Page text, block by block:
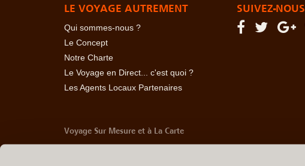
LE VOYAGE AUTREMENT
Qui sommes-nous ?
Le Concept
Notre Charte
Le Voyage en Direct... c'est quoi ?
Les Agents Locaux Partenaires
SUIVEZ-NOUS
Voyage Sur Mesure et à La Carte